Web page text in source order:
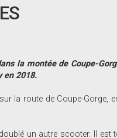
la montée de Coupe-
en 2018.
la route de Coupe-Gorge,
un autre scooter. Il est